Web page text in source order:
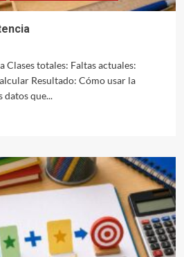
Clases totales: Faltas actuales:
Resultado: Cómo usar la
que...